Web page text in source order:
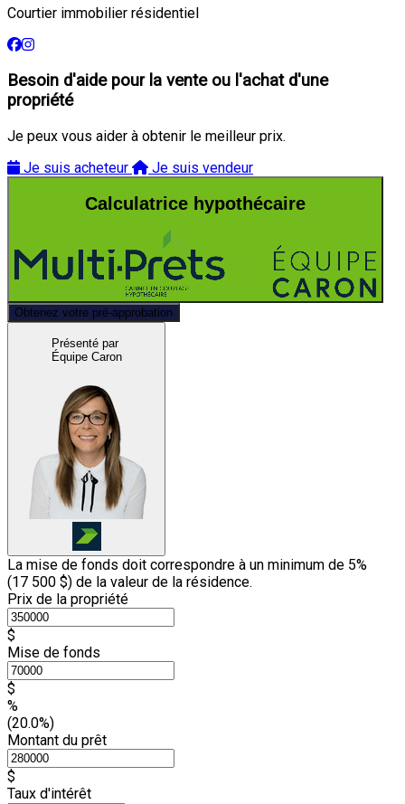
Courtier immobilier résidentiel
Besoin d'aide pour la vente ou l'achat d'une
propriété
Je peux vous aider à obtenir le meilleur prix.
Je suis acheteur
Je suis vendeur
Calculatrice hypothécaire
Obtenez votre pré-approbation
Présenté par
Équipe Caron
La mise de fonds doit correspondre à un minimum de 5%
(17 500 $) de la valeur de la résidence.
Prix de la propriété
$
Mise de fonds
$
%
(20.0%)
Montant du prêt
$
Taux d'intérêt